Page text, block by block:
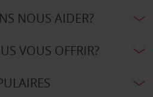
NOUS AIDER?
VOUS OFFRIR?